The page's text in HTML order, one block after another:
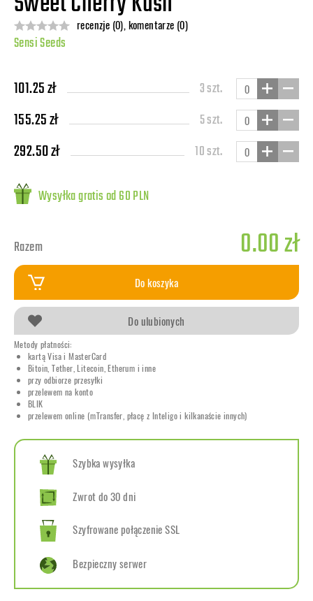
recenzje (0), komentarze (0)
Sensi Seeds
101.25 zł 3 szt.
155.25 zł 5 szt.
292.50 zł 10 szt.
Wysyłka gratis od 60 PLN
Razem 0.00 zł
Do koszyka
Do ulubionych
Metody płatności:
kartą Visa i MasterCard
Bitoin, Tether, Litecoin, Etherum i inne
przy odbiorze przesyłki
przelewem na konto
BLIK
przelewem online (mTransfer, płacę z Inteligo i kilkanaście innych)
Szybka wysyłka
Zwrot do 30 dni
Szyfrowane połączenie SSL
Bezpieczny serwer